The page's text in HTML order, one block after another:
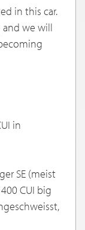
in this car.
we will
in
SE (meist
CUI big